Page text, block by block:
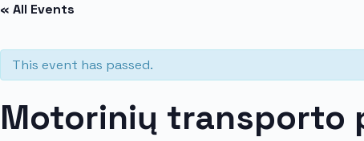
« All Events
This event has passed.
Motorinių transporto